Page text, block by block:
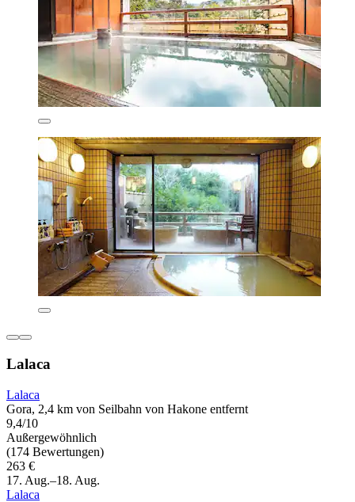
Lalaca
Lalaca
Gora, 2,4 km von Seilbahn von Hakone entfernt
9,4/10
Außergewöhnlich
(174 Bewertungen)
263 €
17. Aug.–18. Aug.
Lalaca